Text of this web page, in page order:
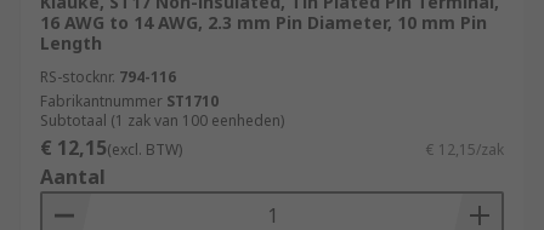
16 AWG to 14 AWG, 2.3 mm Pin Diameter, 10 mm Pin
Length
RS-stocknr. 794-116
Fabrikantnummer ST1710
Subtotaal (1 zak van 100 eenheden)
€ 12,15(excl. BTW) € 12,15/zak
Aantal